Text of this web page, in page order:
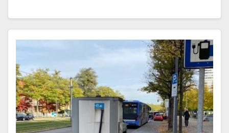
Mehr erfahren